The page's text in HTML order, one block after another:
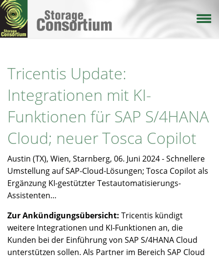
Direkt
zum
Inhalt
Tricentis Update:
Integrationen mit KI-
Funktionen für SAP S/4HANA
Cloud; neuer Tosca Copilot
Austin (TX), Wien, Starnberg, 06. Juni 2024 - Schnellere
Umstellung auf SAP-Cloud-Lösungen; Tosca Copilot als
Ergänzung KI-gestützter Testautomatisierungs-
Assistenten…
Zur Ankündigungsübersicht: Tricentis kündigt
weitere Integrationen und KI-Funktionen an, die
Kunden bei der Einführung von SAP S/4HANA Cloud
unterstützen sollen. Als Partner im Bereich SAP Cloud